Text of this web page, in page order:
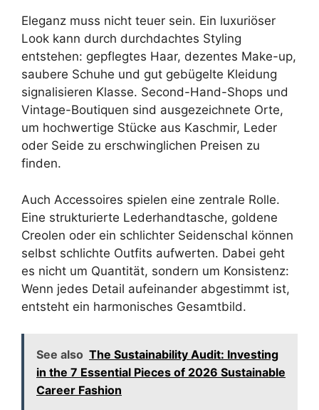
Eleganz muss nicht teuer sein. Ein luxuriöser
Look kann durch durchdachtes Styling
entstehen: gepflegtes Haar, dezentes Make-up,
saubere Schuhe und gut gebügelte Kleidung
signalisieren Klasse. Second-Hand-Shops und
Vintage-Boutiquen sind ausgezeichnete Orte,
um hochwertige Stücke aus Kaschmir, Leder
oder Seide zu erschwinglichen Preisen zu
finden.
Auch Accessoires spielen eine zentrale Rolle.
Eine strukturierte Lederhandtasche, goldene
Creolen oder ein schlichter Seidenschal können
selbst schlichte Outfits aufwerten. Dabei geht
es nicht um Quantität, sondern um Konsistenz:
Wenn jedes Detail aufeinander abgestimmt ist,
entsteht ein harmonisches Gesamtbild.
See also The Sustainability Audit: Investing
in the 7 Essential Pieces of 2026 Sustainable
Career Fashion